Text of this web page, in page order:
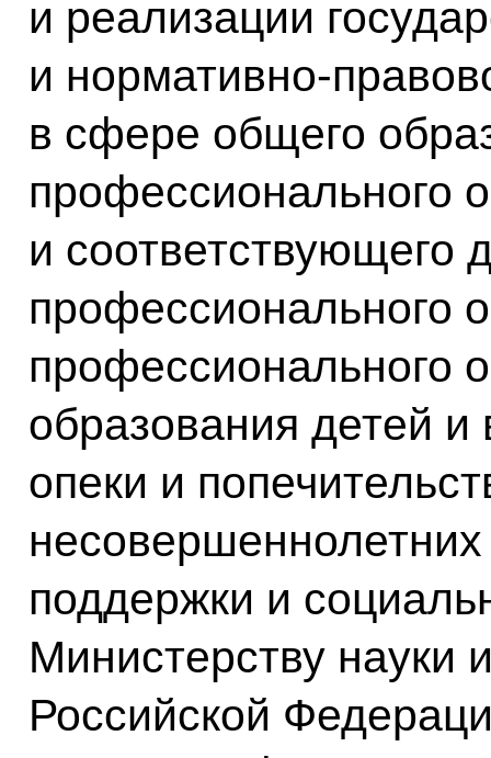
и реализации
и нормативно-
в сфере общего
профессионального
и соответствующего
профессионального
профессионального
образования детей и
опеки и
поддержки и
Министерству науки
Российской